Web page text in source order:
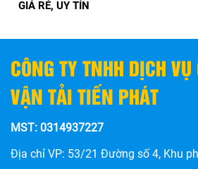
TRONG 1 NGÀY VỚI VẬN TẢI TIẾN
CÔNG TY TNHH DỊCH
VẬN TẢI TIẾN PHÁT
MST: 0314937227
Địa chỉ VP: 53/21 Đường số 4, Khu